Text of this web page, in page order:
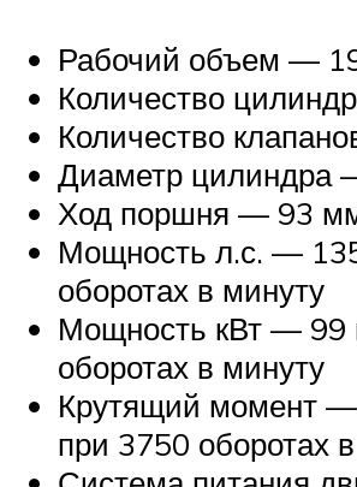
Рабочий объем —
Количество
Количество
Диаметр цилиндра
Ход поршня — 93
Мощность л.с. —
оборотах в минуту
Мощность кВт — 99
оборотах в минуту
Крутящий момент
при 3750 оборотах